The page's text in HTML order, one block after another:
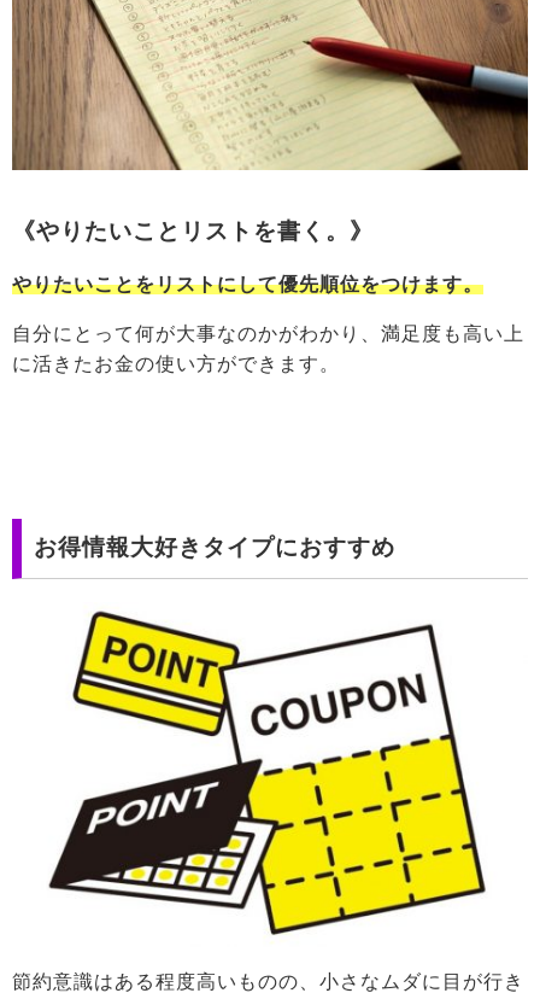
《やりたいことリストを書く。》
やりたいことをリストにして優先順位をつけます。
自分にとって何が大事なのかがわかり、満足度も高い上
に活きたお金の使い方ができます。
お得情報大好きタイプにおすすめ
節約意識はある程度高いものの、小さなムダに目が行き